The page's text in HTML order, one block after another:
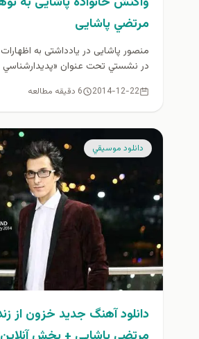
مرتضي پاشایی
منصور پاشایی در یادداشتی به
در نشستي تحت عنوان
2014-12-22 6 دقیقه مطالعه
دانلود موسيقي
دانلود آهنگ جديد خزون از